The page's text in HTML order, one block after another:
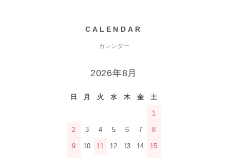
CALENDAR
カレンダー
2026年8月
日 月 火 水 木 金 土
1
2 3 4 5 6 7 8
9 10 11 12 13 14 15